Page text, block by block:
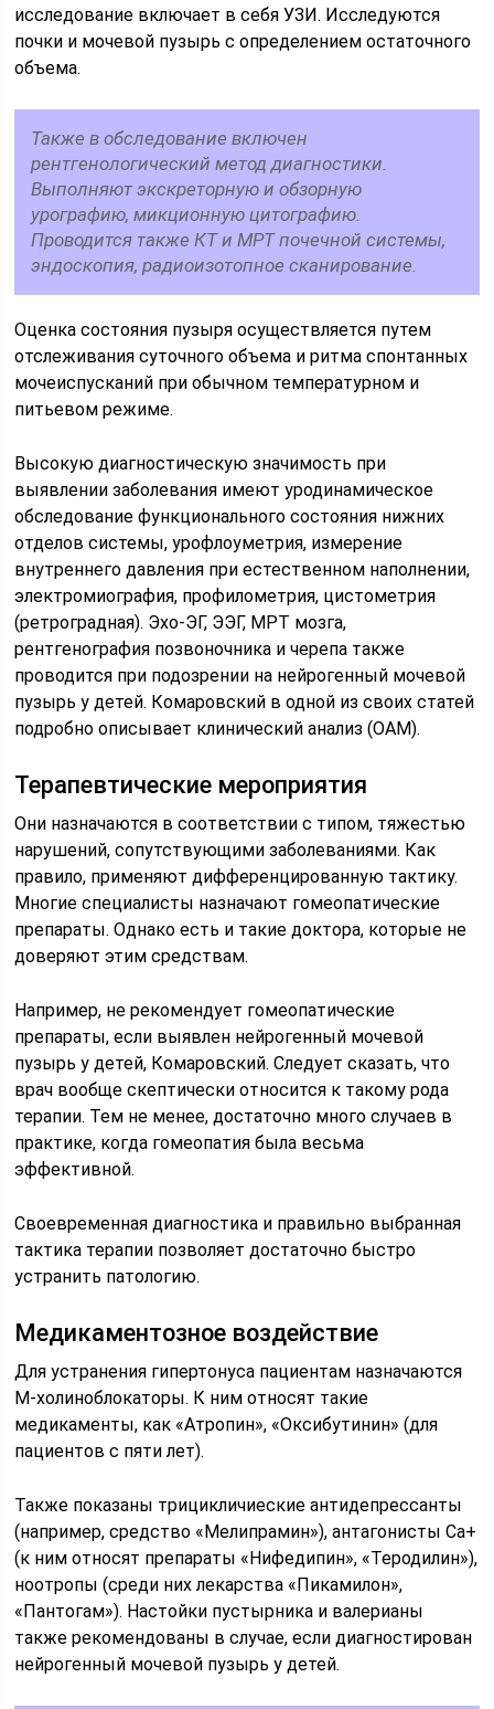
исследование включает в себя УЗИ. Исследуются
почки и мочевой пузырь с определением остаточного
объема.
Также в обследование включен
рентгенологический метод диагностики.
Выполняют экскреторную и обзорную
урографию, микционную цитографию.
Проводится также КТ и МРТ почечной системы,
эндоскопия, радиоизотопное сканирование.
Оценка состояния пузыря осуществляется путем
отслеживания суточного объема и ритма спонтанных
мочеиспусканий при обычном температурном и
питьевом режиме.
Высокую диагностическую значимость при
выявлении заболевания имеют уродинамическое
обследование функционального состояния нижних
отделов системы, урофлоуметрия, измерение
внутреннего давления при естественном наполнении,
электромиография, профилометрия, цистометрия
(ретроградная). Эхо-ЭГ, ЭЭГ, МРТ мозга,
рентгенография позвоночника и черепа также
проводится при подозрении на нейрогенный мочевой
пузырь у детей. Комаровский в одной из своих статей
подробно описывает клинический анализ (ОАМ).
Терапевтические мероприятия
Они назначаются в соответствии с типом, тяжестью
нарушений, сопутствующими заболеваниями. Как
правило, применяют дифференцированную тактику.
Многие специалисты назначают гомеопатические
препараты. Однако есть и такие доктора, которые не
доверяют этим средствам.
Например, не рекомендует гомеопатические
препараты, если выявлен нейрогенный мочевой
пузырь у детей, Комаровский. Следует сказать, что
врач вообще скептически относится к такому рода
терапии. Тем не менее, достаточно много случаев в
практике, когда гомеопатия была весьма
эффективной.
Своевременная диагностика и правильно выбранная
тактика терапии позволяет достаточно быстро
устранить патологию.
Медикаментозное воздействие
Для устранения гипертонуса пациентам назначаются
M-холиноблокаторы. К ним относят такие
медикаменты, как «Атропин», «Оксибутинин» (для
пациентов с пяти лет).
Также показаны трицикличиеские антидепрессанты
(например, средство «Мелипрамин»), антагонисты Са+
(к ним относят препараты «Нифедипин», «Теродилин»),
ноотропы (среди них лекарства «Пикамилон»,
«Пантогам»). Настойки пустырника и валерианы
также рекомендованы в случае, если диагностирован
нейрогенный мочевой пузырь у детей.